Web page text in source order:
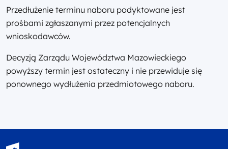
Przedłużenie terminu naboru podyktowane jest
prośbami zgłaszanymi przez potencjalnych
wnioskodawców.
Decyzją Zarządu Województwa Mazowieckiego
powyższy termin jest ostateczny i nie przewiduje się
ponownego wydłużenia przedmiotowego naboru.